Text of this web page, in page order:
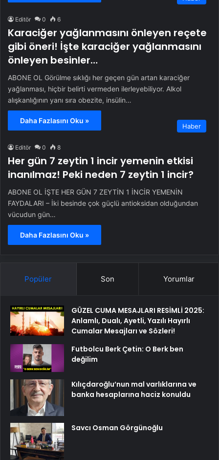
Editör 0 6
Karaciğer yağlanmasını önleyen reçete
gibi öneri! İşte karaciğer yağlanmasını
önleyen besinler…
ABONE OL Görülme sıklığı her geçen gün artan karaciğer
yağlanması, hiçbir belirti vermeden ilerleyebiliyor. Alkol
alışkanlığının yanı sıra obezite, insülin…
Daha Fazlasını Oku »
Haber
Editör 0 8
Her gün 7 zeytin 1 incir yemenin etkisi
inanılmaz! Peki neden 7 zeytin 1 incir?
ABONE OL İŞTE HER GÜN 7 ZEYTİN 1 İNCİR YEMENİN
FAYDALARI – İki besinde çok güçlü antioksidan olduğundan
vücudun gün…
Daha Fazlasını Oku »
Popüler Son Yorumlar
GÜZEL CUMA MESAJLARI RESİMLİ 2025:
Anlamlı, Dualı, Ayetli, Yazılı Hayırlı
Cumalar Mesajları ve Sözleri!
Futbolcu Berk Çetin: O Berk ben
değilim
Kılıçdaroğlu’nun mal varlıklarına ve
banka hesaplarına haciz konuldu
Savcı Osman Görgünoğlu